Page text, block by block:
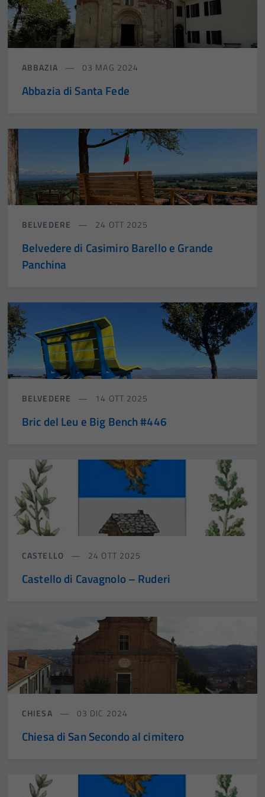
ABBAZIA 03 MAG 2024
Abbazia di Santa Fede
BELVEDERE 24 OTT 2025
Belvedere di Casimiro Barello e Grande
Panchina
BELVEDERE 14 OTT 2025
Bric del Leu e Big Bench #446
CASTELLO 24 OTT 2025
Castello di Cavagnolo – Ruderi
CHIESA 03 DIC 2024
Chiesa di San Secondo al cimitero